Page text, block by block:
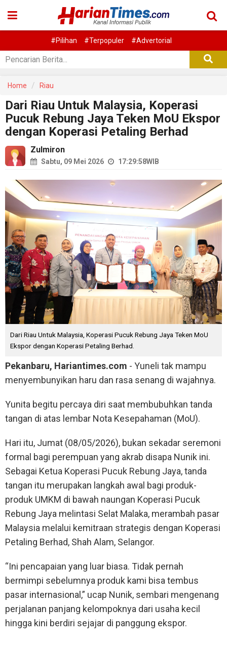
#Pilihan #Terpopuler #Advertorial
Home Riau
Dari Riau Untuk Malaysia, Koperasi
Pucuk Rebung Jaya Teken MoU Ekspor
dengan Koperasi Petaling Berhad
Zulmiron
Sabtu, 09 Mei 2026 17:29:58WIB
Dari Riau Untuk Malaysia, Koperasi Pucuk Rebung Jaya Teken MoU
Ekspor dengan Koperasi Petaling Berhad.
Pekanbaru, Hariantimes.com - Yuneli tak mampu
menyembunyikan haru dan rasa senang di wajahnya.
Yunita begitu percaya diri saat membubuhkan tanda
tangan di atas lembar Nota Kesepahaman (MoU).
Hari itu, Jumat (08/05/2026), bukan sekadar seremoni
formal bagi perempuan yang akrab disapa Nunik ini.
Sebagai Ketua Koperasi Pucuk Rebung Jaya, tanda
tangan itu merupakan langkah awal bagi produk-
produk UMKM di bawah naungan Koperasi Pucuk
Rebung Jaya melintasi Selat Malaka, merambah pasar
Malaysia melalui kemitraan strategis dengan Koperasi
Petaling Berhad, Shah Alam, Selangor.
“Ini pencapaian yang luar biasa. Tidak pernah
bermimpi sebelumnya produk kami bisa tembus
pasar internasional,” ucap Nunik, sembari mengenang
perjalanan panjang kelompoknya dari usaha kecil
hingga kini berdiri sejajar di panggung ekspor.